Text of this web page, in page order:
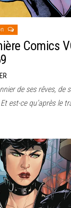
Comics
de ses rêves, de
est-ce qu’après le